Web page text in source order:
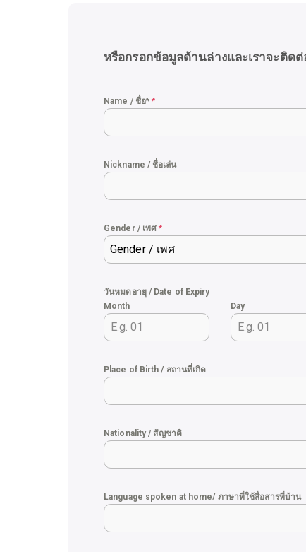
หรือกรอกข้อมูลด้านล่างและเราจะติด
Name / ชื่อ**
Nickname / ชื่อเล่น
Gender / เพศ*
Gender / เพศ
วันหมดอายุ / Date of Expiry
Month
Day
Place of Birth / สถานที่เกิด
Nationality / สัญชาติ
Language spoken at home/ ภาษาที่ใช้สื่อสารที่บ้าน